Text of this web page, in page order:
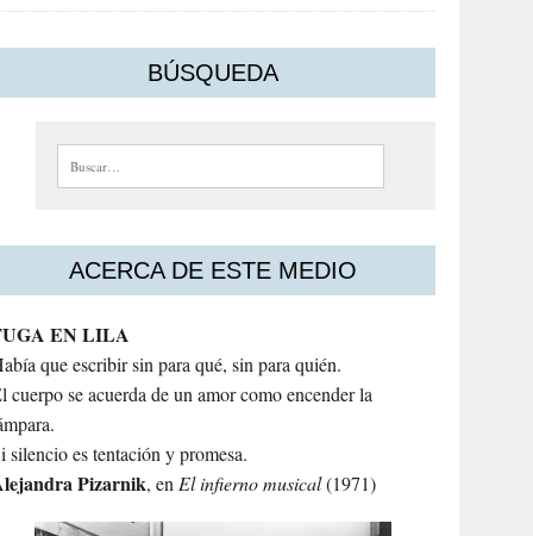
BÚSQUEDA
Buscar:
ACERCA DE ESTE MEDIO
EN LILA
que escribir sin para qué, sin para quién.
cuerpo se acuerda de un amor como encender la
silencio es tentación y promesa.
Pizarnik, enEl infierno musical(1971)